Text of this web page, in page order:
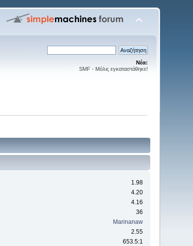
Νέα:
SMF - Μόλις εγκαταστάθηκε!
1.98
4.20
4.16
36
Marinanaw
2.55
653.5:1